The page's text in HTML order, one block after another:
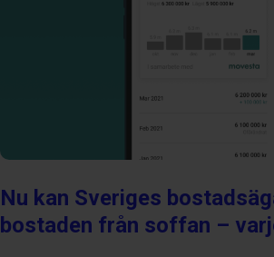
Nu kan Sveriges
bostaden från soffan –